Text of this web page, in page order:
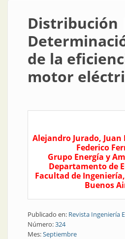
Distribución
de la
motor
Alejandro Jurado, Juan
Federico
Grupo Energía y
Departamento de
Facultad de
Buenos
Publicado en: Revista Ingeniería
Número:324
Mes:Septiembre